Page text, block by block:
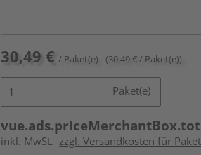
30,49 € / Paket(e) (30,49 € / Paket(e))
Paket(e)
inkl. MwSt. zzgl. Versandkosten für